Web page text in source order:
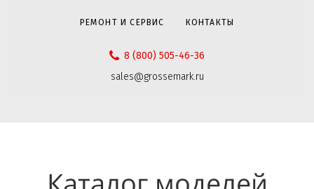
РЕМОНТ И СЕРВИС КОНТАКТЫ
8 (800) 505-46-36
sales@grossemark.ru